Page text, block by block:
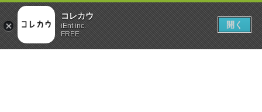
コレカウ
iEnt inc.
FREE
開く